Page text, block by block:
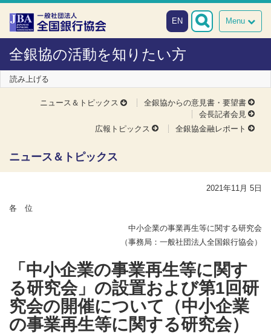
本文へスキップ
障がい者向け相談窓口
Menu
EN
全銀協の活動を知りたい方
読み上げる
ニュース＆トピックス
全銀協からの意見書・要望書
会長記者会見
広報トピックス
全銀協金融レポート
ニュース＆トピックス
2021年11月 5日
各 位
中小企業の事業再生等に関する研究会
（事務局：一般社団法人全国銀行協会）
「中小企業の事業再生等に関す
る研究会」の設置および第1回研
究会の開催について（中小企業
の事業再生等に関する研究会）